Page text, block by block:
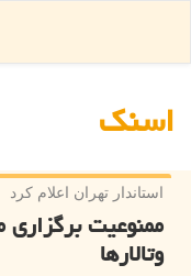
اسنك
استاندار تهران اعلام كرد
ممنوعیت
وتالارها